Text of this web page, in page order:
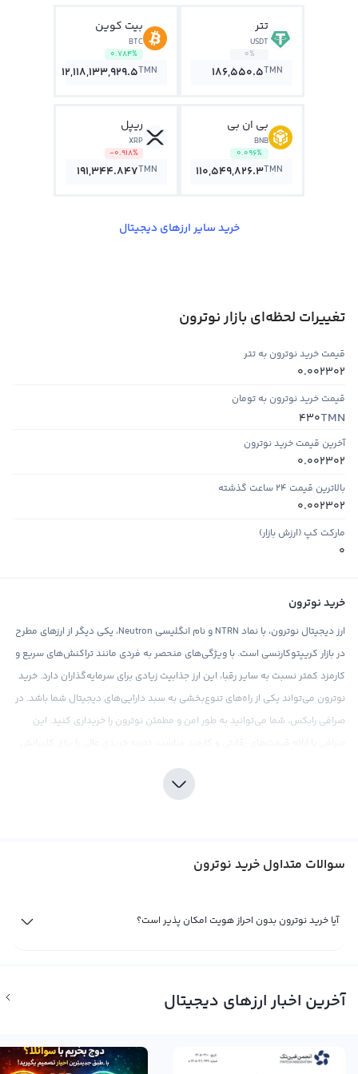
تتر
USDT
0%
186,550.5TMN
بیت کوین
BTC
0.784%
12,118,133,929.5TMN
بی ان بی
BNB
0.096%
110,549,826.3TMN
ریپل
XRP
-0.918%
191,344.847TMN
خرید سایر ارزهای دیجیتال
تغییرات لحظه‌ای بازار نوترون
قیمت خرید نوترون به تتر
0.002302
قیمت خرید نوترون به تومان
TMN
430
آخرین قیمت خرید نوترون
0.002302
بالاترین قیمت ۲۴ ساعت گذشته
0.002302
مارکت کپ (ارزش بازار)
0
خرید نوترون
ارز دیجیتال نوترون، با نماد NTRN و نام انگلیسی Neutron، یکی دیگر از ارزهای مطرح
در بازار کریپتوکارنسی است. با ویژگی‌های منحصر به فردی مانند تراکنش‌های سریع و
کارمزد کمتر نسبت به سایر رقبا، این ارز جذابیت زیادی برای سرمایه‌گذاران دارد. خرید
نوترون می‌تواند یکی از راه‌های تنوع‌بخشی به سبد دارایی‌های دیجیتال شما باشد. در
صرافی رابکس، شما می‌توانید به طور امن و مطمئن نوترون را خریداری کنید. این
برای سرمایه‌گذاری در نوترون، همانند هر نوع سرمایه‌گذاری دیگری در بازار ارزهای
نوترون بسیار مهم است. در این مورد، صرافی رابکس ابزارهای تحلیلی و اطلاعات مفید
تا زمانی که شما مالک یک ارز دیجیتال مثل نوترون باشید، سود و ضرر شما از آن تنها
دیجیتال رایج رابکس و با استفاده از نمودارهای قیمت و اخبار و حواشی فاندامنتال،
سوالات متداول خرید نوترون
آیا خرید نوترون بدون احراز هویت امکان پذیر است؟
آخرین اخبار ارزهای دیجیتال